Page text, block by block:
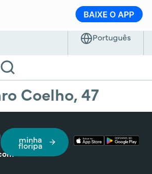
Coelho, 47
minha
floripa